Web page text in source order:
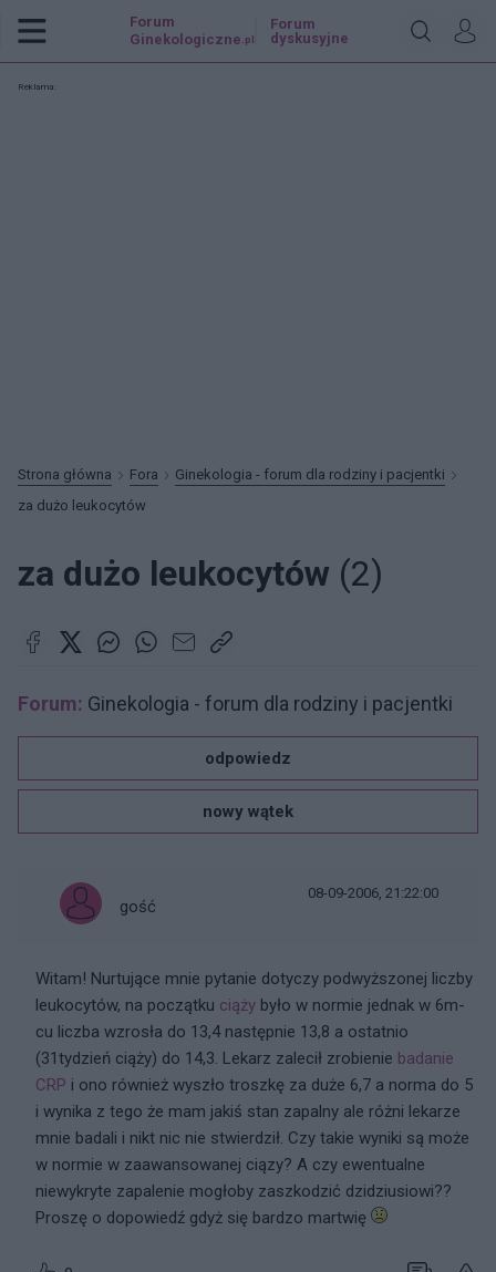
Forum
Ginekologiczne .pl
Forum
dyskusyjne
Reklama:
Strona główna Fora
Ginekologia - forum dla rodziny i pacjentki
za dużo leukocytów
za dużo leukocytów (2)
Forum: Ginekologia - forum dla rodziny i pacjentki
odpowiedz
nowy wątek
gość
08-09-2006, 21:22:00
Witam! Nurtujące mnie pytanie dotyczy podwyższonej liczby
leukocytów, na początku ciąży było w normie jednak w 6m-
cu liczba wzrosła do 13,4 następnie 13,8 a ostatnio
(31tydzień ciąży) do 14,3. Lekarz zalecił zrobienie badanie
CRP i ono również wyszło troszkę za duże 6,7 a norma do 5
i wynika z tego że mam jakiś stan zapalny ale różni lekarze
mnie badali i nikt nic nie stwierdził. Czy takie wyniki są może
w normie w zaawansowanej ciązy? A czy ewentualne
niewykryte zapalenie mogłoby zaszkodzić dzidziusiowi??
Proszę o dopowiedź gdyż się bardzo martwię